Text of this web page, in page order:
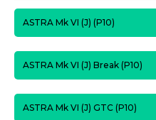
ASTRA Mk VI (J) (P10)
ASTRA Mk VI (J) Break (P10)
ASTRA Mk VI (J) GTC (P10)